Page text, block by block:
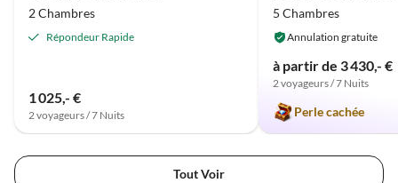
2 Chambres
Répondeur Rapide
1 025,- €
2 voyageurs / 7 Nuits
5 Chambres
Annulation gratuite
à partir de 3 430,- €
2 voyageurs / 7 Nuits
Perle cachée
Tout Voir